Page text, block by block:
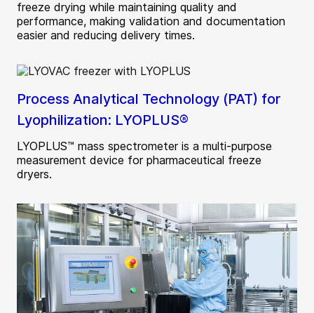
freeze drying while maintaining quality and
performance, making validation and documentation
easier and reducing delivery times.
Process Analytical Technology (PAT) for
Lyophilization: LYOPLUS®
LYOPLUS™ mass spectrometer is a multi-purpose
measurement device for pharmaceutical freeze
dryers.